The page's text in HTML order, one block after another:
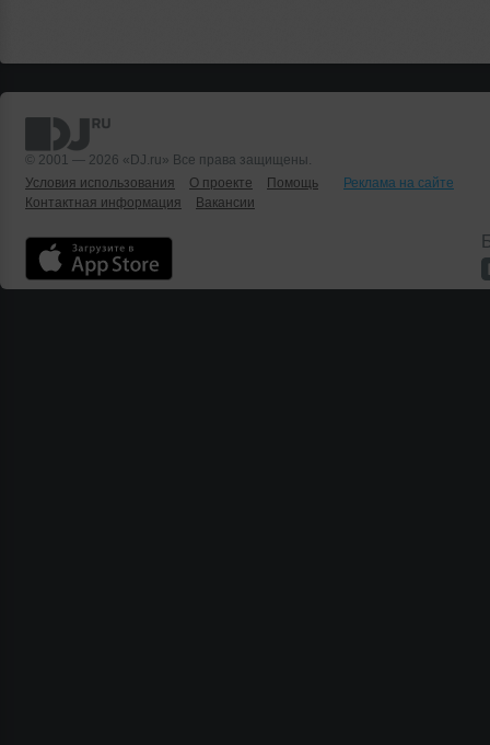
© 2001 — 2026 «DJ.ru» Все права защищены.
Условия использования
О проекте Помощь
Реклама на сайте
Контактная информация
Вакансии